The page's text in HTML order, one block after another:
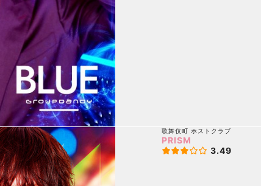
歌舞伎町 ホストクラブ
PRISM
3.49